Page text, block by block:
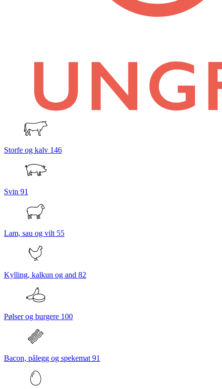
Storfe og kalv 146
Svin 91
Lam, sau og vilt 55
Kylling, kalkun og and 82
Pølser og burgere 100
Bacon, pålegg og spekemat 91